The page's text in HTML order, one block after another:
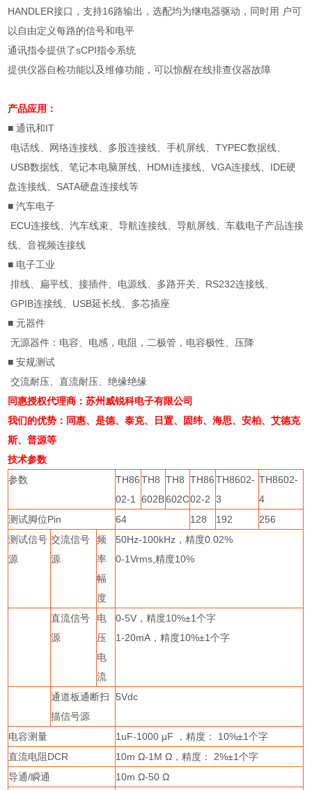
HANDLER接口，支持16路输出，选配均为继电器驱动，同时用 户可
以自由定义每路的信号和电平
通讯指令提供了sCPI指令系统
提供仪器自检功能以及维修功能，可以惊醒在线排查仪器故障
产品应用：
■ 通讯和IT
电话线、网络连接线、多股连接线、手机屏线、TYPEC数据线、
USB数据线、笔记本电脑屏线、 HDMI连接线、VGA连接线、 IDE硬
盘连接线、 SATA硬盘连接线等
■ 汽车电子
ECU连接线、汽车线束、导航连接线、导航屏线、车载电子产品连接
线、音视频连接线
■ 电子工业
排线、扁平线、接插件、电源线、多路开关、 RS232连接线、
GPIB连接线、 USB延长线、多芯插座
■ 元器件
无源器件：电容、电感，电阻，二极管，电容极性、压降
■ 安规测试
交流耐压、直流耐压、绝缘绝缘
同惠授权代理商：苏州威锐科电子有限公司
我们的优势：同惠、是德、泰克、日置、固纬、海思、安柏、艾德克
斯、普源等
技术参数
参数
TH86
02-1
TH8
602B
TH8
602C
TH86
02-2
TH8602-
3
TH8602-
4
测试脚位Pin 64 128 192
256
测试信号
源
交流信号
源
频
率
幅
度
50Hz-100kHz ，精度0.02%
0-1Vrms,精度10%
直流信号
源
电
压
电
流
0-5V ，精度10%±1个字
1-20mA ，精度10%±1个字
通道板通断扫
描信号源
5Vdc
电容测量 1uF-1000 μF ，精度： 10%±1个字
直流电阻DCR 10mΩ-1MΩ，精度： 2%±1个字
导通/瞬通 10mΩ-50Ω